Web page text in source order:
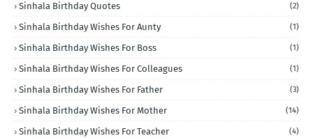
Sinhala Birthday Quotes (2)
Sinhala Birthday Wishes For Aunty (1)
Sinhala Birthday Wishes For Boss (1)
Sinhala Birthday Wishes For Colleagues (1)
Sinhala Birthday Wishes For Father (3)
Sinhala Birthday Wishes For Mother (14)
Sinhala Birthday Wishes For Teacher (4)